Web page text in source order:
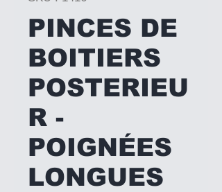
PINCES DE
BOITIERS
POSTERIEU
R -
POIGNÉES
LONGUES